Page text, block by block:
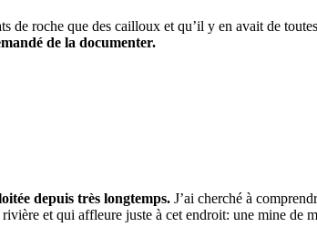
de roche que des cailloux et qu’il y en avait de
de la documenter.
depuis très longtemps. J’ai cherché à
et qui affleure juste à cet endroit: une mine de